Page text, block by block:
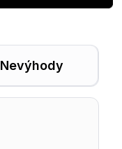
Nevýhody